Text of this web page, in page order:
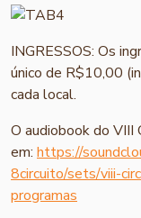
INGRESSOS: Os
único de R$10,00
cada local.
O audiobook do VIII
em: https://
8circuito/sets/viii-
programas